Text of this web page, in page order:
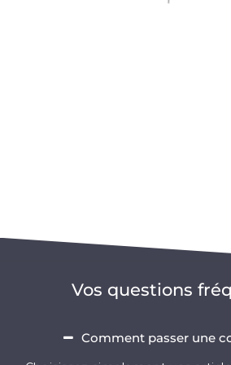
Vos questions
Comment passer une